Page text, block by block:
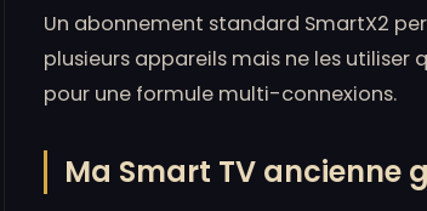
Un abonnement standard SmartX2
plusieurs appareils mais ne les utiliser
pour une formule multi-connexions.
Ma Smart TV ancienne